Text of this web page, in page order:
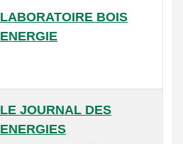
LABORATOIRE BOIS
ENERGIE
LE JOURNAL DES
ENERGIES